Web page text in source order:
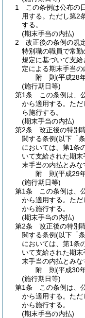
1
この条例は公布の
用する。 ただし第2
する。
(期末手当の内払)
2
改正後の条例の規
特別職の職員で常
規定に基づいて支
定による期末手当の
附 則(平成28
(施行期日等)
第1条
この条例は、
から適用する。 ただ
ら施行する。
(期末手当の内払)
第2条
改正後の特別
関する条例(以下「
においては、第1条
いて支給された期
末手当の内払とみな
附 則(平成29
(施行期日等)
第1条
この条例は、
から適用する。 ただ
から施行する。
(期末手当の内払)
第2条
改正後の特別
関する条例(以下「
においては、第1条
いて支給された期
末手当の内払とみな
附 則(平成30
(施行期日等)
第1条
この条例は、
から適用する。 ただ
から施行する。
(期末手当の内払)